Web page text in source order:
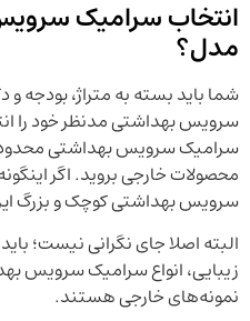
انتخاب سرامیک
مدل؟
شما باید بسته به متراژ، بودجه
سرویس بهداشتی مدنظر خود را
سرامیک سرویس بهداشتی
محصولات خارجی بروید. اگر
سرویس بهداشتی کوچک و بزرگ
البته اصلا جای نگرانی نیست؛
زیبایی، انواع سرامیک سرویس
نمونه‌های خارجی هستند.